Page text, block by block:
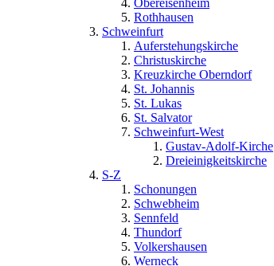
Rothhausen
Schweinfurt
Auferstehungskirche
Christuskirche
Kreuzkirche Oberndorf
St. Johannis
St. Lukas
St. Salvator
Schweinfurt-West
Gustav-Adolf-Kirche
Dreieinigkeitskirche
S-Z
Schonungen
Schwebheim
Sennfeld
Thundorf
Volkershausen
Werneck